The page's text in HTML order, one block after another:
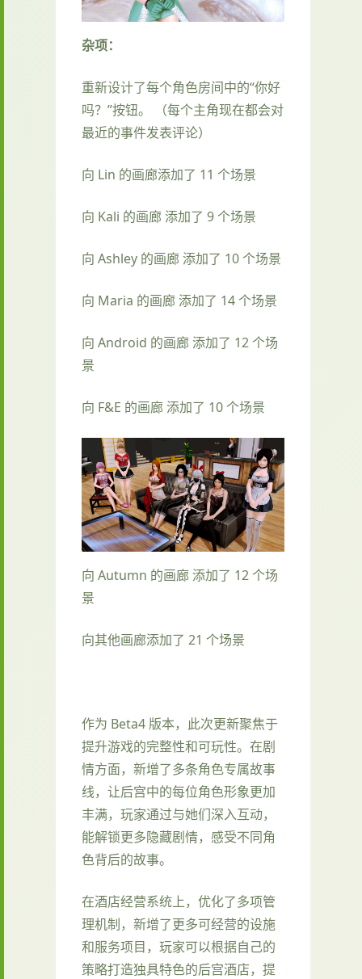
杂项：
重新设计了每个角色房间中的“你好
吗？”按钮。 （每个主角现在都会对
最近的事件发表评论）
向 Lin 的画廊添加了 11 个场景
向 Kali 的画廊 添加了 9 个场景
向 Ashley 的画廊 添加了 10 个场景
向 Maria 的画廊 添加了 14 个场景
向 Android 的画廊 添加了 12 个场
景
向 F&E 的画廊 添加了 10 个场景
向 Autumn 的画廊 添加了 12 个场
景
向其他画廊添加了 21 个场景
作为 Beta4 版本，此次更新聚焦于
提升游戏的完整性和可玩性。在剧
情方面，新增了多条角色专属故事
线，让后宫中的每位角色形象更加
丰满，玩家通过与她们深入互动，
能解锁更多隐藏剧情，感受不同角
色背后的故事。
在酒店经营系统上，优化了多项管
理机制，新增了更多可经营的设施
和服务项目，玩家可以根据自己的
策略打造独具特色的后宫酒店，提